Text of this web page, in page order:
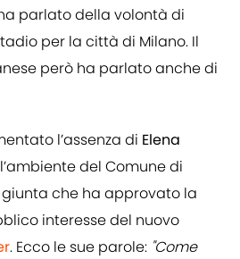
parlato della volontà di
per la città di Milano. Il
però ha parlato anche di
l’assenza di Elena
del Comune di
che ha approvato la
interesse del nuovo
. Ecco le sue parole: "Come